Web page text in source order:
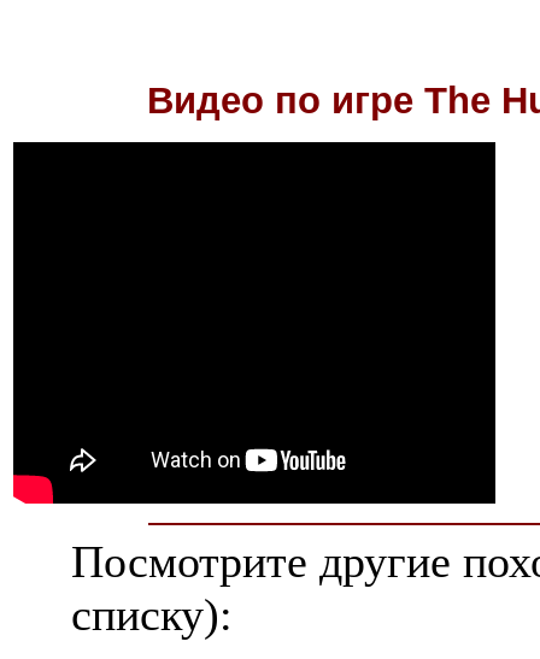
Видео по игре The
Посмотрите другие
списку):